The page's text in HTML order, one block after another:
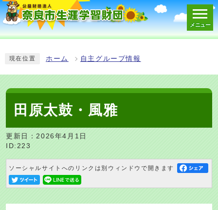
メニュー
現在位置 ホーム 自主グループ情報
田原太鼓・風雅
更新日：2026年4月1日
ID:223
ソーシャルサイトへのリンクは別ウィンドウで開きます